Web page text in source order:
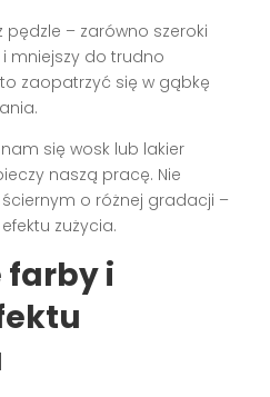
– zarówno szeroki
mniejszy do trudno
zaopatrzyć się w gąbkę
się wosk lub lakier
naszą pracę. Nie
o różnej gradacji –
zużycia.
farby i